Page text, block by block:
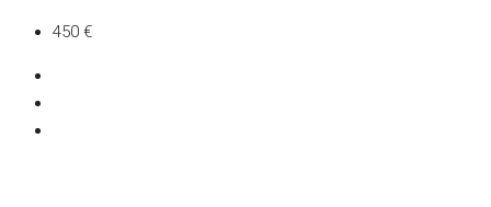
450 €